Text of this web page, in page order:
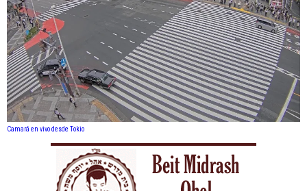
Camará en vivo desde Tokio